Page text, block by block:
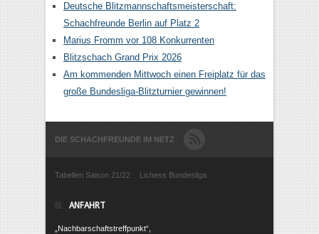
Deutsche Blitzmannschaftsmeisterschaft:
Schachfreunde Berlin auf Platz 2
Marius Fromm vor 108 Konkurrenten
Blitzschach Grand Prix 2026
Am kommenden Mittwoch einen Freiplatz für das
große Bundesliga-Blitzturnier gewinnen!
DIE SCHACHFREUNDE IM NETZ
Tabellen Saison 21/22 Lichess Bundesliga
ANFAHRT
„Nachbarschaftstreffpunkt“,